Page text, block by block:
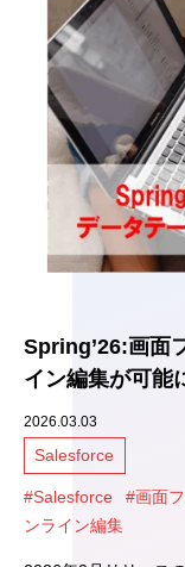
Spring’26:画面
イン編集が可能
2026.03.03
Salesforce
#Salesforce #画面
ンライン編集